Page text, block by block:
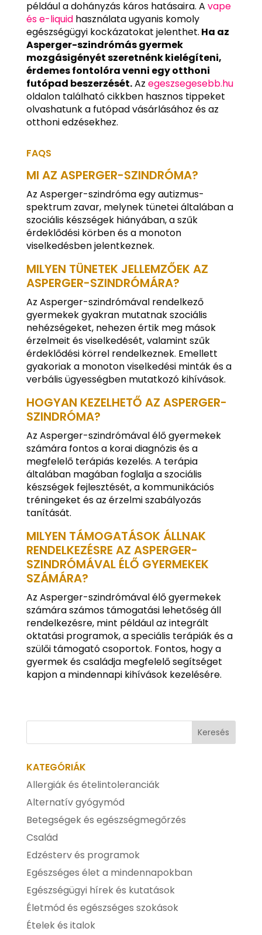
például a dohányzás káros hatásaira. A vape
és e-liquidhasználata ugyanis komoly
egészségügyi kockázatokat jelenthet. Ha az
Asperger-szindrómás gyermek
mozgásigényét szeretnénk kielégíteni,
érdemes fontolóra venni egy otthoni
futópad beszerzését.Az egeszsegesebb.hu
oldalon található cikkben hasznos tippeket
olvashatunk a futópad vásárlásához és az
otthoni edzésekhez.
FAQS
MI AZ ASPERGER-SZINDRÓMA?
Az Asperger-szindróma egy autizmus-
spektrum zavar, melynek tünetei általában a
szociális készségek hiányában, a szűk
érdeklődési körben és a monoton
viselkedésben jelentkeznek.
MILYEN TÜNETEK JELLEMZŐEK AZ
ASPERGER-SZINDRÓMÁRA?
Az Asperger-szindrómával rendelkező
gyermekek gyakran mutatnak szociális
nehézségeket, nehezen értik meg mások
érzelmeit és viselkedését, valamint szűk
érdeklődési körrel rendelkeznek. Emellett
gyakoriak a monoton viselkedési minták és a
verbális ügyességben mutatkozó kihívások.
HOGYAN KEZELHETŐ AZ ASPERGER-
SZINDRÓMA?
Az Asperger-szindrómával élő gyermekek
számára fontos a korai diagnózis és a
megfelelő terápiás kezelés. A terápia
általában magában foglalja a szociális
készségek fejlesztését, a kommunikációs
tréningeket és az érzelmi szabályozás
tanítását.
MILYEN TÁMOGATÁSOK ÁLLNAK
RENDELKEZÉSRE AZ ASPERGER-
SZINDRÓMÁVAL ÉLŐ GYERMEKEK
SZÁMÁRA?
Az Asperger-szindrómával élő gyermekek
számára számos támogatási lehetőség áll
rendelkezésre, mint például az integrált
oktatási programok, a speciális terápiák és a
szülői támogató csoportok. Fontos, hogy a
gyermek és családja megfelelő segítséget
kapjon a mindennapi kihívások kezelésére.
KATEGÓRIÁK
Allergiák és ételintoleranciák
Alternatív gyógymód
Betegségek és egészségmegőrzés
Család
Edzésterv és programok
Egészséges élet a mindennapokban
Egészségügyi hírek és kutatások
Életmód és egészséges szokások
Ételek és italok